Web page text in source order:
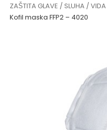
ZAŠTITA GLAVE / SLUHA / VIDA
Kofil maska FFP2 – 4020